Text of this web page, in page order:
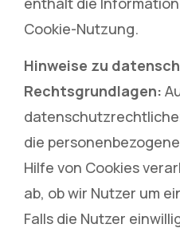
Cookie-Nutzung.
Hinweise zu
Rechtsgrundlagen:
die
Hilfe von Cookies
ab, ob wir Nutzer um
Falls die Nutzer